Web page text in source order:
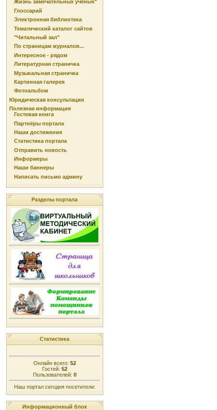
Жизнь замечательных учёных"
Глоссарий
Электронная библиотека
Тематический каталог сайтов
"Читальный зал"
По страницам журналов...
Интересное - рядом
Литературная страничка
Музыкальная страничка
Картинная галерея
Фотоальбом
Юридическая консультация
Полезная информация
Гостевая книга
Партнёры портала
Наши достижения
Статистика портала
Отправить новость
Информеры
Наши баннеры
Написать письмо админу
Разделы портала
Статистика
Онлайн всего: 52
Гостей: 52
Пользователей: 0
Наш портал сегодня посетители:
Информационный блок